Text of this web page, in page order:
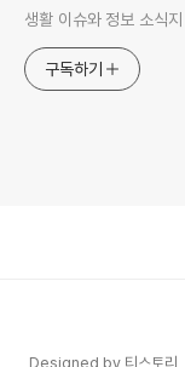
생활 이슈와 정보 소식지
구독하기
Designed by 티스토리